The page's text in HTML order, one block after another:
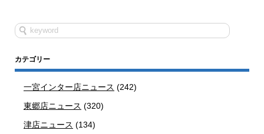
カテゴリー
一宮インター店ニュース (242)
東郷店ニュース (320)
津店ニュース (134)